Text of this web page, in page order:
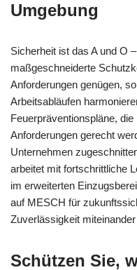
Umgebung
Sicherheit ist das A und O
maßgeschneiderte
Anforderungen genügen,
Arbeitsabläufen
Feuerpräventionspläne,
Anforderungen gerecht
Unternehmen
arbeitet mit fortschrittliche
im erweiterten
auf MESCH für
Zuverlässigkeit
Schützen Sie,